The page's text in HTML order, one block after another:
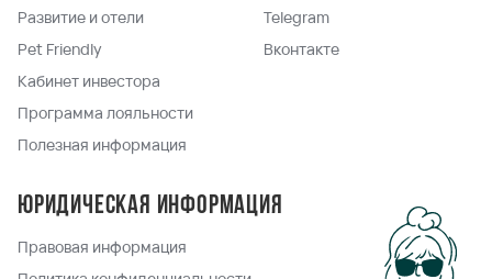
Развитие и отели
Pet Friendly
Кабинет инвестора
Программа лояльности
Полезная информация
Telegram
Вконтакте
Юридическая информация
Правовая информация